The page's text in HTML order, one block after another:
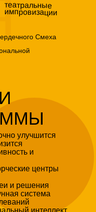
театральные
импровизации
Смеха
улучшится
и
центры
и решения
система
интеллект